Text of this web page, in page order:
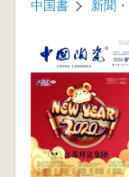
中国書 新聞